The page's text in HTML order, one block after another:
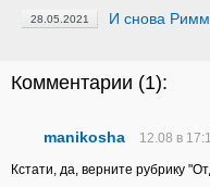
28.05.2021 И снова
Комментарии (1):
manikosha 12.08 в
Кстати, да, верните рубрику